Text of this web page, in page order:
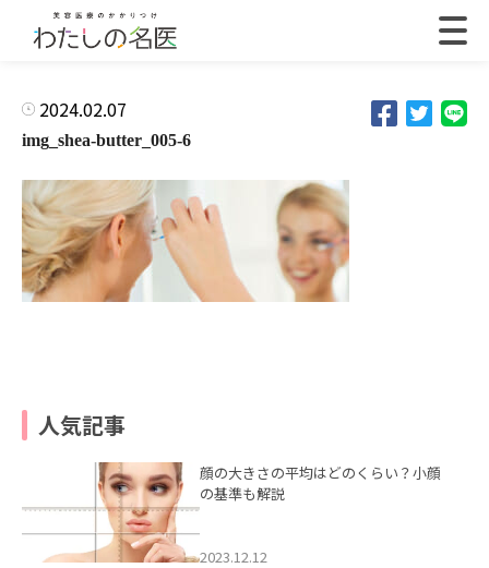
2024.02.07
img_shea-butter_005-6
人気記事
顔の大きさの平均はどのくらい？小顔
の基準も解説
2023.12.12